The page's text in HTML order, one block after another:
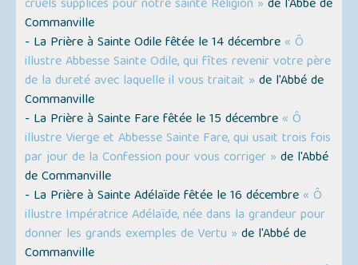
cruels supplices pour notre sainte Religion » de l'Abbé de
Commanville
- La Prière à Sainte Odile fêtée le 14 décembre « Ô
illustre Abbesse Sainte Odile, qui fîtes revenir votre père
de la dureté avec laquelle il vous traitait » de l'Abbé de
Commanville
- La Prière à Sainte Fare fêtée le 15 décembre « Ô
illustre Vierge et Abbesse Sainte Fare, qui usait trois fois
par jour de la Confession pour vous corriger » de l'Abbé
de Commanville
- La Prière à Sainte Adélaïde fêtée le 16 décembre « Ô
illustre Impératrice Adélaïde, née dans la grandeur pour
donner les grands exemples de Vertu » de l'Abbé de
Commanville